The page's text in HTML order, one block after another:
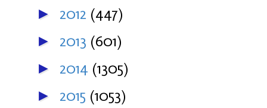
► 2012 (447)
► 2013 (601)
► 2014 (1305)
► 2015 (1053)